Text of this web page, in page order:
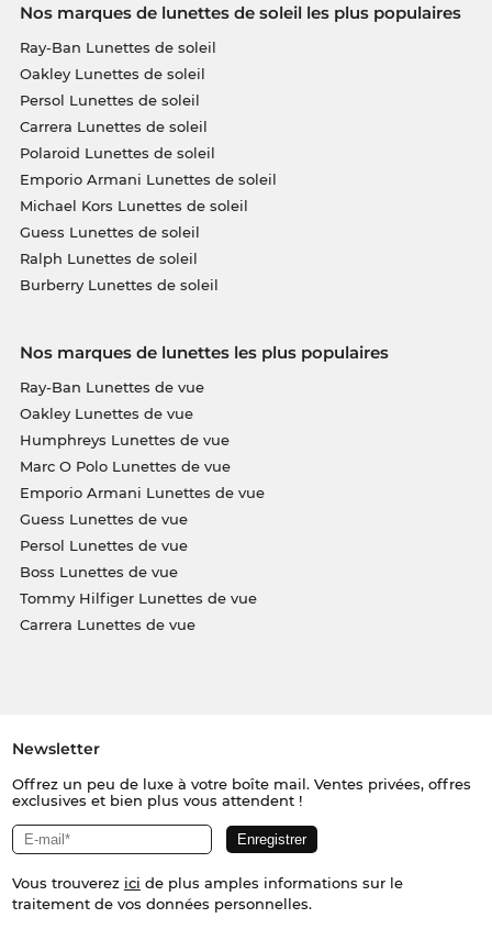
Nos marques de lunettes de soleil les plus populaires
Ray-Ban Lunettes de soleil
Oakley Lunettes de soleil
Persol Lunettes de soleil
Carrera Lunettes de soleil
Polaroid Lunettes de soleil
Emporio Armani Lunettes de soleil
Michael Kors Lunettes de soleil
Guess Lunettes de soleil
Ralph Lunettes de soleil
Burberry Lunettes de soleil
Nos marques de lunettes les plus populaires
Ray-Ban Lunettes de vue
Oakley Lunettes de vue
Humphreys Lunettes de vue
Marc O Polo Lunettes de vue
Emporio Armani Lunettes de vue
Guess Lunettes de vue
Persol Lunettes de vue
Boss Lunettes de vue
Tommy Hilfiger Lunettes de vue
Carrera Lunettes de vue
Newsletter
Offrez un peu de luxe à votre boîte mail. Ventes privées, offres
exclusives et bien plus vous attendent !
Vous trouverez ici de plus amples informations sur le
traitement de vos données personnelles.